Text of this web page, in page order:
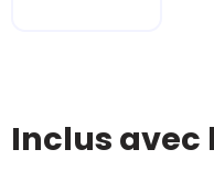
Inclus avec